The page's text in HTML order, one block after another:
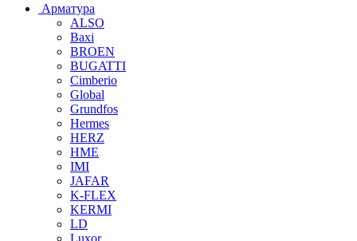
Арматура
ALSO
Baxi
BROEN
BUGATTI
Cimberio
Global
Grundfos
Hermes
HERZ
HME
IMI
JAFAR
K-FLEX
KERMI
LD
Luxor